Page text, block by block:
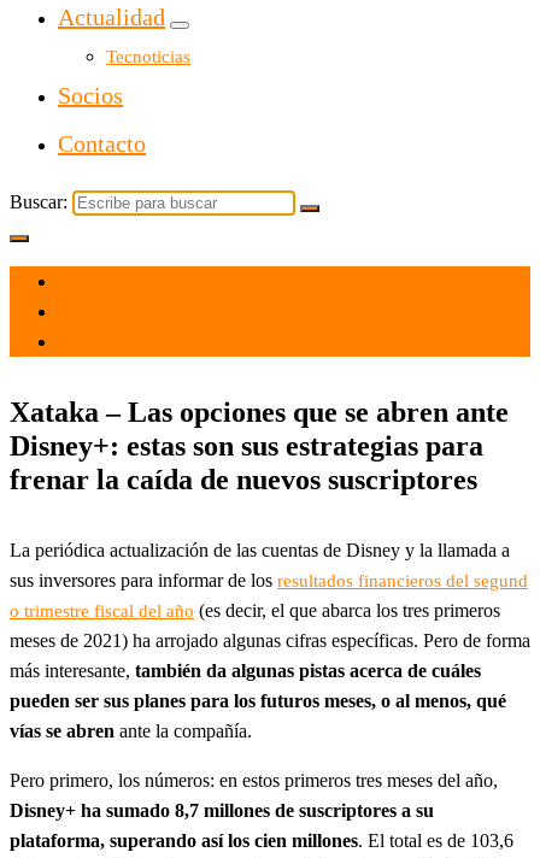
Actualidad
Tecnoticias
Socios
Contacto
Buscar:
Xataka – Las opciones que se abren ante
Disney+: estas son sus estrategias para
frenar la caída de nuevos suscriptores
La periódica actualización de las cuentas de Disney y la llamada a
sus inversores para informar de los resultados financieros del segund
o trimestre fiscal del año (es decir, el que abarca los tres primeros
meses de 2021) ha arrojado algunas cifras específicas. Pero de forma
más interesante, también da algunas pistas acerca de cuáles
pueden ser sus planes para los futuros meses, o al menos, qué
vías se abren ante la compañía.
Pero primero, los números: en estos primeros tres meses del año,
Disney+ ha sumado 8,7 millones de suscriptores a su
plataforma, superando así los cien millones. El total es de 103,6